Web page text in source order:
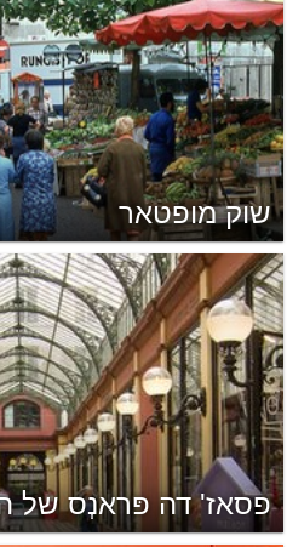
שוק מופטאר
פסאז' דה פּראנְס של